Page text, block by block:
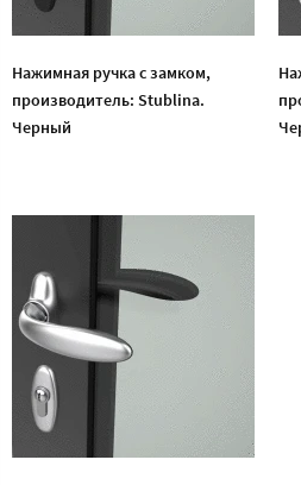
Нажимная ручка с замком,
производитель: Stublina.
Черный